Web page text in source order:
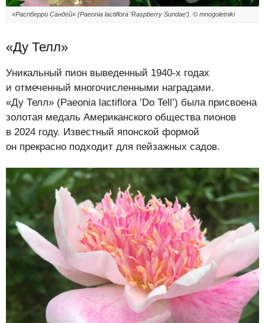
«Распберри Сандей» (Paeonia lactiflora ’Raspberry Sundae’). © mnogoletniki
«Ду Телл»
Уникальный пион выведенный 1940-х годах
и отмеченный многочисленными наградами.
«Ду Телл» (Paeonia lactiflora ’Do Tell’) была присвоена
золотая медаль Американского общества пионов
в 2024 году. Известный японской формой
он прекрасно подходит для пейзажных садов.